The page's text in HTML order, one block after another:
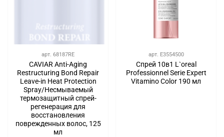
арт. 68187RE
CAVIAR Anti-Aging
Restructuring Bond Repair
Leave-in Heat Protection
Spray/Несмываемый
термозащитный спрей-
регенерация для
восстановления
поврежденных волос, 125
мл
арт. E3554500
Спрей 10в1 L`oreal
Professionnel Serie Expert
Vitamino Color 190 мл